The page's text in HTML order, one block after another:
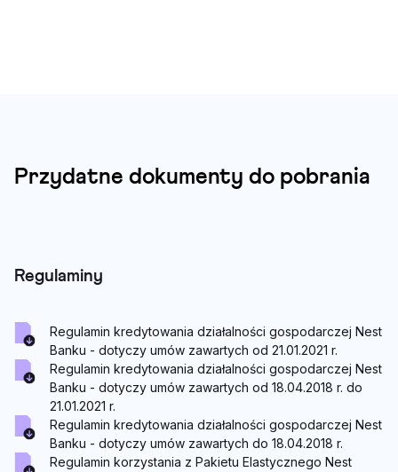
Przydatne dokumenty do pobrania
Regulaminy
Regulamin kredytowania działalności gospodarczej Nest
Banku - dotyczy umów zawartych od 21.01.2021 r.
Regulamin korzystania z Pakietu Elastycznego Nest
Regulamin kredytowania działalności gospodarczej Nest
Banku - dotyczy umów zawartych od 18.04.2018 r. do
21.01.2021 r.
Regulamin kredytowania działalności gospodarczej Nest
Banku - dotyczy umów zawartych do 18.04.2018 r.